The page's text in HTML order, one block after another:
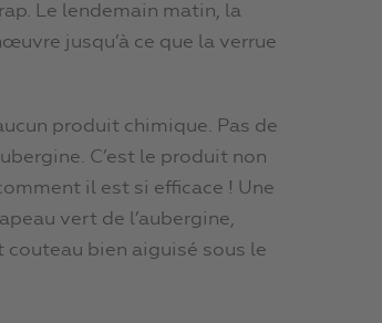
Le lendemain matin, la
jusqu’à ce que la verrue
produit chimique. Pas de
C’est le produit non
il est si efficace ! Une
vert de l’aubergine,
bien aiguisé sous le